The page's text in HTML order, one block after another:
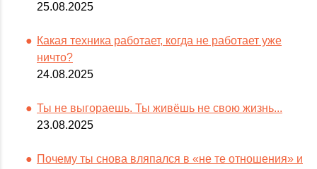
25.08.2025
Какая техника работает, когда не работает уже
ничто?
24.08.2025
Ты не выгораешь. Ты живёшь не свою жизнь...
23.08.2025
Почему ты снова вляпался в «не те отношения» и